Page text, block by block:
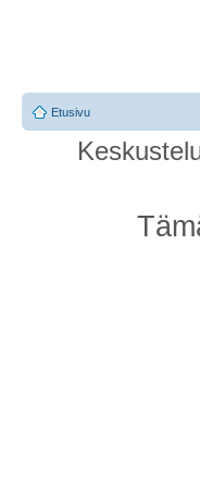
Etusivu